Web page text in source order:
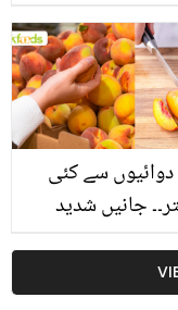
غلط فہمیوں کی
ہے اور افواہ
سے کئی
جانیں شدید
چاہیے؟